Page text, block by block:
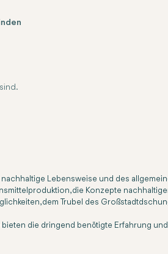
Lebensweise und des
die Konzepte
dem Trubel des
die dringend benötigte Erfahrung